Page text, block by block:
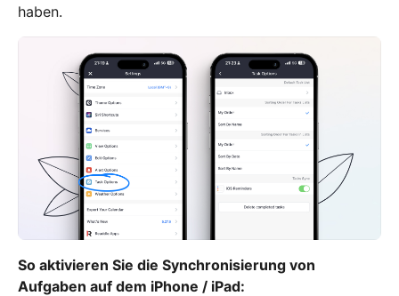
haben.
So aktivieren Sie die Synchronisierung von
Aufgaben auf dem iPhone / iPad: